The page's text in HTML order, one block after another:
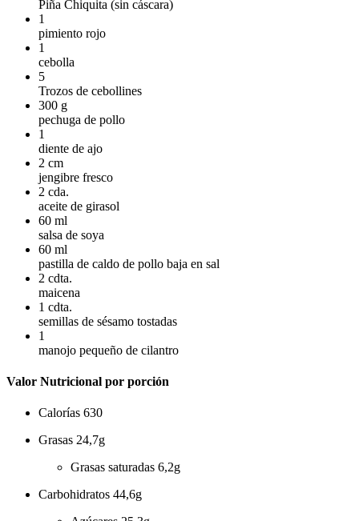
Piña Chiquita (sin cáscara)
1
pimiento rojo
1
cebolla
5
Trozos de cebollines
300 g
pechuga de pollo
1
diente de ajo
2 cm
jengibre fresco
2 cda.
aceite de girasol
60 ml
salsa de soya
60 ml
pastilla de caldo de pollo baja en sal
2 cdta.
maicena
1 cdta.
semillas de sésamo tostadas
1
manojo pequeño de cilantro
Valor Nutricional por porción
Calorías 630
Grasas 24,7g
Grasas saturadas 6,2g
Carbohidratos 44,6g